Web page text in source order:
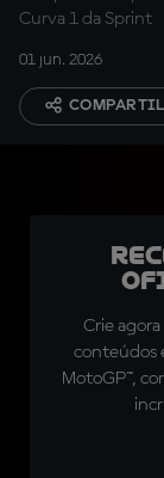
Curva 1 da Sprint
01 jun. 2026
Crie
conteúdos
MotoGP™,